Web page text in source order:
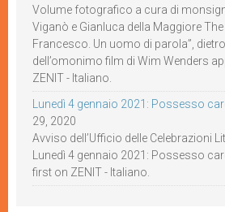
Volume fotografico a cura di
Viganò e Gianluca della Maggiore The
Francesco. Un uomo di parola”,
dell’omonimo film di Wim Wenders
ZENIT - Italiano.
Lunedì 4 gennaio 2021: Possesso
29, 2020
Avviso dell’Ufficio delle Celebrazioni
Lunedì 4 gennaio 2021: Possesso
first on ZENIT - Italiano.